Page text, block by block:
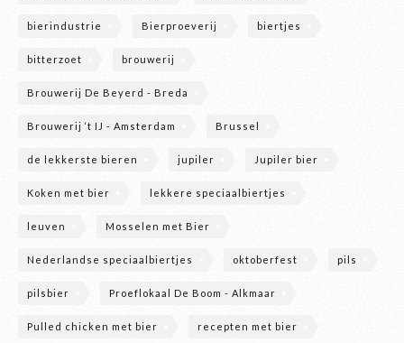
bierindustrie Bierproeverij biertjes
bitterzoet brouwerij
Brouwerij De Beyerd - Breda
Brouwerij ‘t IJ - Amsterdam Brussel
de lekkerste bieren jupiler Jupiler bier
Koken met bier lekkere speciaalbiertjes
leuven Mosselen met Bier
Nederlandse speciaalbiertjes oktoberfest pils
pilsbier Proeflokaal De Boom - Alkmaar
Pulled chicken met bier recepten met bier